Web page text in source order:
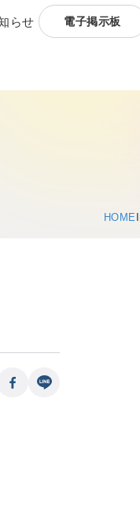
らせ 電子掲示板
HOME